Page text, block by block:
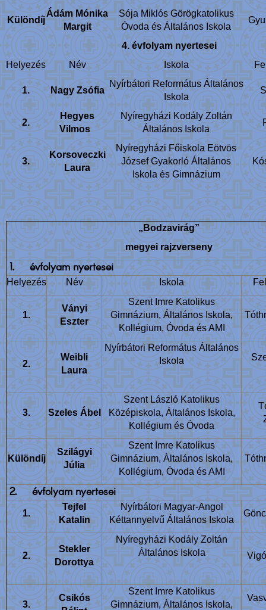
Különdíj
Ádám Mónika
Margit
Sója Miklós Görögkatolikus
Óvoda és Általános Iskola
4. évfolyam nyertesei
Helyezés
Név Iskola
1. Nagy Zsófia
Nyírbátori Református Általános
Iskola
2.
Hegyes
Vilmos
Nyíregyházi Kodály Zoltán
Általános Iskola
3.
Korsoveczki
Laura
Nyíregyházi Főiskola Eötvös
József Gyakorló Általános
Iskola és Gimnázium
„Bodzavirág”
megyei rajzverseny
1.évfolyam nyertesei
Helyezés Név Iskola
1.
Ványi
Eszter
Szent Imre Katolikus
Gimnázium, Általános Iskola,
Kollégium, Óvoda és AMI
2.
Weibli
Laura
Nyírbátori Református Általános
Iskola
3. Szeles Ábel
Szent László Katolikus
Középiskola, Általános Iskola,
Kollégium és Óvoda
Különdíj
Szilágyi
Júlia
Szent Imre Katolikus
Gimnázium, Általános Iskola,
Kollégium, Óvoda és AMI
2.évfolyam nyertesei
1.
Tejfel
Katalin
Nyírbátori Magyar-Angol
Kéttannyelvű Általános Iskola
2.
Stekler
Dorottya
Nyíregyházi Kodály Zoltán
Általános Iskola
3.
Csikós
Szent Imre Katolikus
Gimnázium, Általános Iskola,